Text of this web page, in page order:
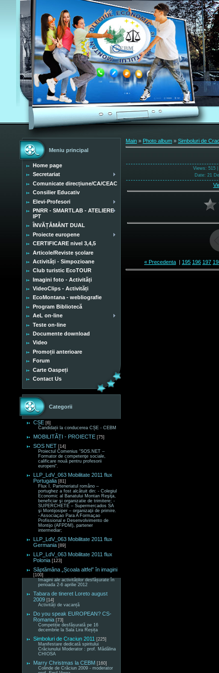
Meniu principal
Home page
Secretariat
Comunicate direcțiune/CA/CEAC
Consilier Educativ
Elevi-Profesori
PNRR - SMARTLAB - ATELIERE
IPT
ÎNVĂȚĂMÂNT DUAL
Proiecte europene
CERTIFICARE nivel 3,4,5
Articole/Reviste școlare
Activități - Simpozioane
Club turistic EcoTOUR
Imagini foto - Activități
VideoClips - Activități
EcoMontana - webliografie
Program Bibliotecă
AeL on-line
Teste on-line
Documente download
Video
Promoții anterioare
Forum
Carte Oaspeți
Contact Us
Categorii
CȘE [6]
Candidații la conducerea CȘE - CEBM
MOBILITĂȚI - PROIECTE [75]
SOS NET [14]
Proiectul Comenius “SOS.NET –
Formator de competenţe sociale,
calificare nouă pentru profesorii
europeni“.
LLP_LdV_063 Mobilitate 2011 flux
Portugalia [81]
Flux I. Parteneriatul româno –
portughez a fost alcătuit din: - Colegiul
Economic al Banatului Montan Reşiţa,
beneficiar şi organizatie de trimitere; -
SUPERCHETE – Supermercados SA
şi Montijosiper – organizaţii de primire.
- Associaçao Para A Formaçao
Profissional e Desenvolvimento de
Montijo (AFPDM), partener
intermediar;
LLP_LdV_063 Mobilitate 2011 flux
Germania [89]
LLP_LdV_063 Mobilitate 2011 flux
Polonia [123]
Săptămâna „Școala altfel” în imagini
[100]
Imagini ale activităților desfășurate în
perioada 2-6 aprilie 2012
Tabara de tineret Loreto august
2009 [14]
Activități de vacanță
Do you speak EUROPEAN? CS-
Romania [73]
Competiție desfășurată pe 16
decembrie la Sala Lira Reșița
Simboluri de Craciun 2011 [225]
Manifestare dedicată spiritului
Crăciunului Moderator : prof. Mădălina
CHIOSA
Marry Christmas la CEBM [160]
Colinde de Crăciun 2009 - moderator
Main » Photo album » Simboluri de
Views: 515 |
Date: 21
« Precedenta | 195 196 197